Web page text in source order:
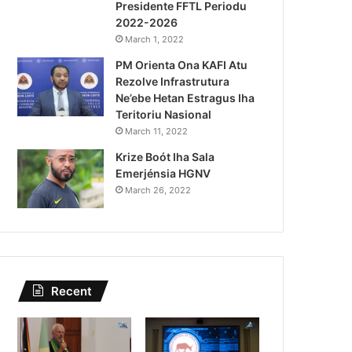
Autoridade Polisiál
ho Paradeiru Iha
Presidente FFTL Periodu
2022-2026
March 1, 2022
PM Orienta Ona KAFI Atu
Rezolve Infrastrutura
Ne’ebe Hetan Estragus Iha
Teritoriu Nasional
March 11, 2022
Krize Boót Iha Sala
Emerjénsia HGNV
March 26, 2022
Recent